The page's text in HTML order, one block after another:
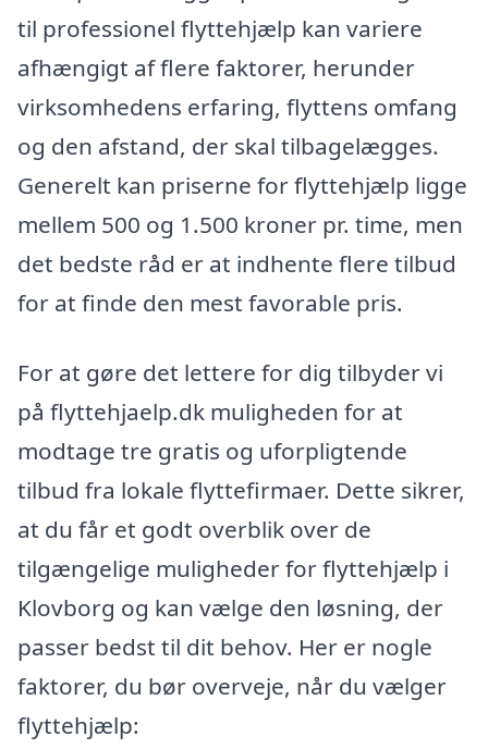
til professionel flyttehjælp kan variere
afhængigt af flere faktorer, herunder
virksomhedens erfaring, flyttens omfang
og den afstand, der skal tilbagelægges.
Generelt kan priserne for flyttehjælp ligge
mellem 500 og 1.500 kroner pr. time, men
det bedste råd er at indhente flere tilbud
for at finde den mest favorable pris.
For at gøre det lettere for dig tilbyder vi
på flyttehjaelp.dk muligheden for at
modtage tre gratis og uforpligtende
tilbud fra lokale flyttefirmaer. Dette sikrer,
at du får et godt overblik over de
tilgængelige muligheder for flyttehjælp i
Klovborg og kan vælge den løsning, der
passer bedst til dit behov. Her er nogle
faktorer, du bør overveje, når du vælger
flyttehjælp: